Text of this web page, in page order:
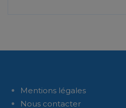
Mentions légales
Nous contacter